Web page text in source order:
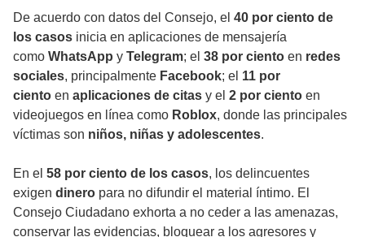
De acuerdo con datos del Consejo, el 40 por ciento de
los casos inicia en aplicaciones de mensajería
como WhatsApp y Telegram; el 38 por ciento en redes
sociales, principalmente Facebook; el 11 por
ciento en aplicaciones de citas y el 2 por ciento en
videojuegos en línea como Roblox, donde las principales
víctimas son niños, niñas y adolescentes.
En el 58 por ciento de los casos, los delincuentes
exigen dinero para no difundir el material íntimo. El
Consejo Ciudadano exhorta a no ceder a las amenazas,
conservar las evidencias, bloquear a los agresores y